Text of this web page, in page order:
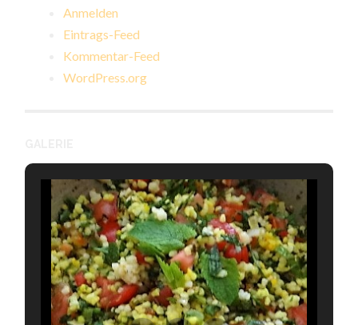
Anmelden
Eintrags-Feed
Kommentar-Feed
WordPress.org